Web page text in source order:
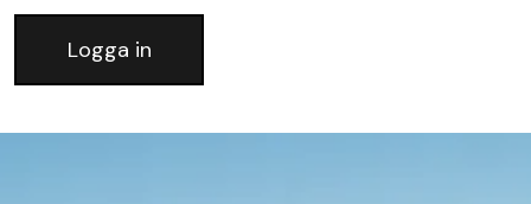
Logga in